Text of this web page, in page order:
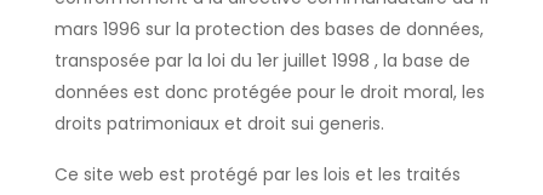
mars 1996 sur la protection des bases de données,
transposée par la loi du 1er juillet 1998 , la base de
données est donc protégée pour le droit moral, les
droits patrimoniaux et droit sui generis.
Ce site web est protégé par les lois et les traités